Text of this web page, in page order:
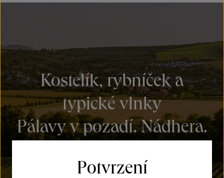
Kostelík, rybníček a
typické vlnky
Pálavy v pozadí. Nádhera.
Potvrzení